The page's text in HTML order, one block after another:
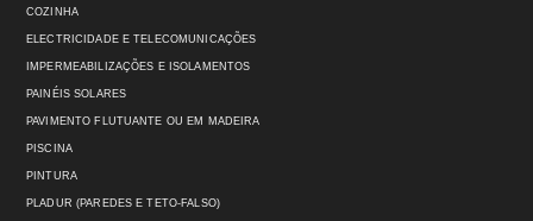
COZINHA
ELECTRICIDADE E TELECOMUNICAÇÕES
IMPERMEABILIZAÇÕES E ISOLAMENTOS
PAINÉIS SOLARES
PAVIMENTO FLUTUANTE OU EM MADEIRA
PISCINA
PINTURA
PLADUR (PAREDES E TETO-FALSO)